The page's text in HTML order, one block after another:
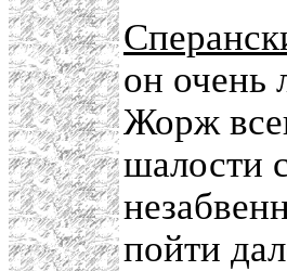
он очень
Жорж
шалости
пойти